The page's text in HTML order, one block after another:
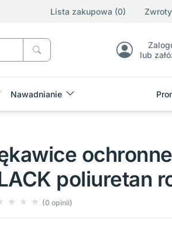
Lista zakupowa (0)
lub
Nawadnianie
poliuretan
(0 opinii)